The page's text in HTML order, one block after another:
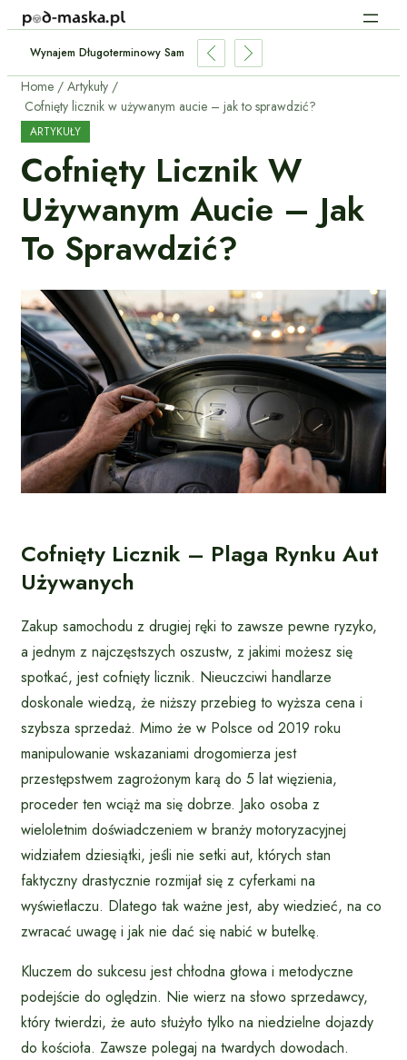
Serwisową Używanego Samochodu W ASO?
Home
Artykuły
Cofnięty licznik w używanym aucie – jak to sprawdzić?
ARTYKUŁY
Cofnięty Licznik W
Używanym Aucie – Jak
To Sprawdzić?
Cofnięty Licznik – Plaga Rynku Aut
Używanych
Zakup samochodu z drugiej ręki to zawsze pewne ryzyko,
a jednym z najczęstszych oszustw, z jakimi możesz się
spotkać, jest cofnięty licznik. Nieuczciwi handlarze
doskonale wiedzą, że niższy przebieg to wyższa cena i
szybsza sprzedaż. Mimo że w Polsce od 2019 roku
manipulowanie wskazaniami drogomierza jest
przestępstwem zagrożonym karą do 5 lat więzienia,
proceder ten wciąż ma się dobrze. Jako osoba z
wieloletnim doświadczeniem w branży motoryzacyjnej
widziałem dziesiątki, jeśli nie setki aut, których stan
faktyczny drastycznie rozmijał się z cyferkami na
wyświetlaczu. Dlatego tak ważne jest, aby wiedzieć, na co
zwracać uwagę i jak nie dać się nabić w butelkę.
Kluczem do sukcesu jest chłodna głowa i metodyczne
podejście do oględzin. Nie wierz na słowo sprzedawcy,
który twierdzi, że auto służyło tylko na niedzielne dojazdy
do kościoła. Zawsze polegaj na twardych dowodach.